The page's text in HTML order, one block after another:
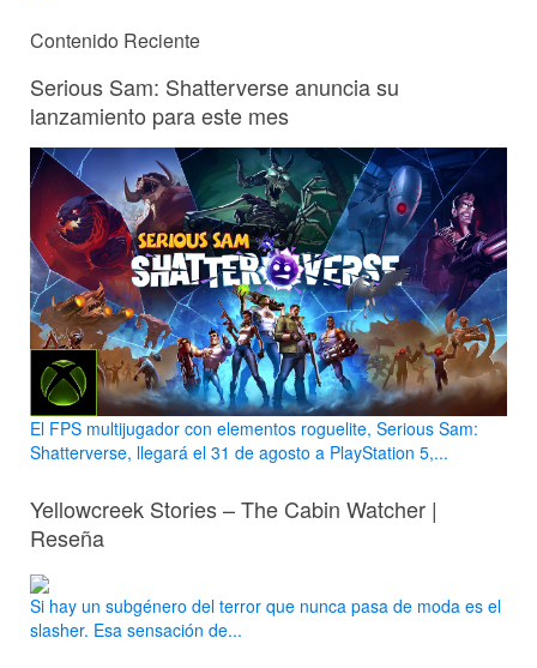
Contenido Reciente
Serious Sam: Shatterverse anuncia su
lanzamiento para este mes
El FPS multijugador con elementos roguelite, Serious Sam:
Shatterverse, llegará el 31 de agosto a PlayStation 5,...
Yellowcreek Stories – The Cabin Watcher |
Reseña
Si hay un subgénero del terror que nunca pasa de moda es el
slasher. Esa sensación de...